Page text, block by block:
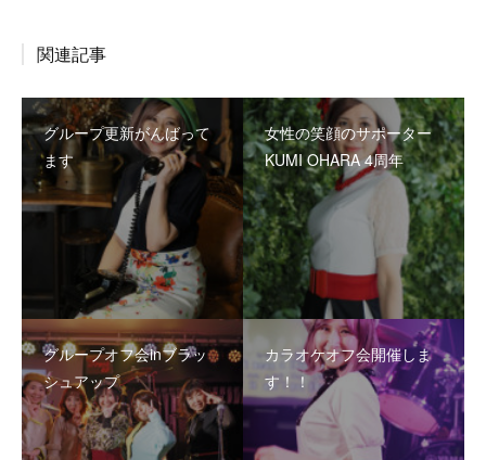
関連記事
グループ更新がんばって
ます
女性の笑顔のサポーター
KUMI OHARA 4周年
グループオフ会inブラッ
シュアップ
カラオケオフ会開催しま
す！！